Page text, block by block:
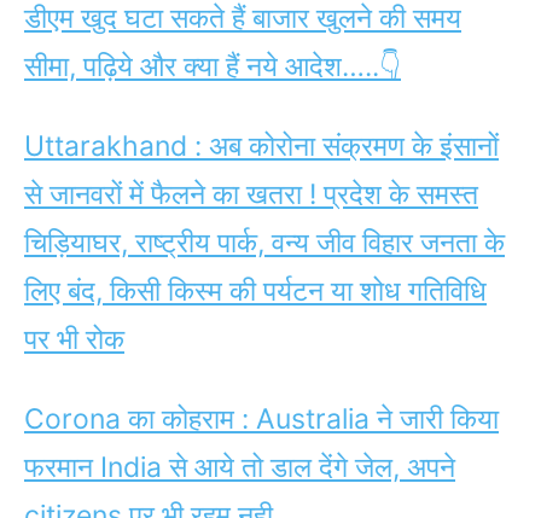
डीएम खुद घटा सकते हैं बाजार खुलने की समय
सीमा, पढ़िये और क्या हैं नये आदेश…..👇
Uttarakhand : अब कोरोना संक्रमण के इंसानों
से जानवरों में फैलने का खतरा ! प्रदेश के समस्त
चिड़ियाघर, राष्ट्रीय पार्क, वन्य जीव विहार जनता के
लिए बंद, किसी किस्म की पर्यटन या शोध ​गतिविधि
पर भी रोक
Corona का कोहराम : Australia ने जारी किया
फरमान India से आये तो डाल देंगे जेल, अपने